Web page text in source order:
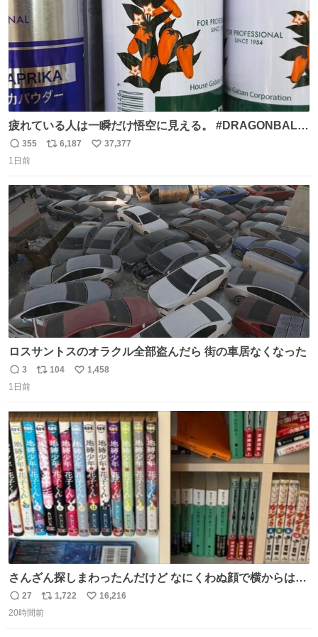
疲れている人は一瞬だけ悟空に見える。 #DRAGONBALL
#ドラゴンボール
返
信
355
リ
ト
数
6,187
い
数
37,377
1日前
ロスサントスのオラクル全部盗んだら 街の車居なくなった
返
信
3
リ
ト
数
104
い
数
1,458
1日前
さんざん探しまわったんだけど なにくわぬ顔で横からはえ
てた
返
信
27
リ
ポ
1,722
い
16,216
20時間前